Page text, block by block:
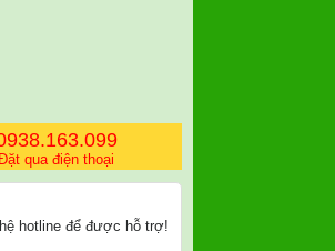
qua điện thoại
hotline để được hỗ trợ!